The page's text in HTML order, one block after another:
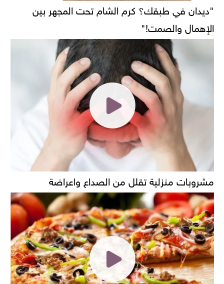
"ديدان في طبقك؟ كرم الشام تحت المجهر بين
الإهمال والصمت!"
مشروبات منزلية تقلل من الصداع واعراضة